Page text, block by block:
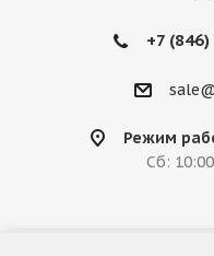
+7
Режим
Сб: